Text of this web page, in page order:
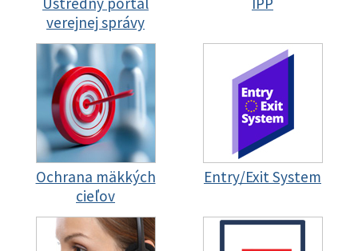
verejnej správy
Ochrana mäkkých
cieľov
Entry/Exit System